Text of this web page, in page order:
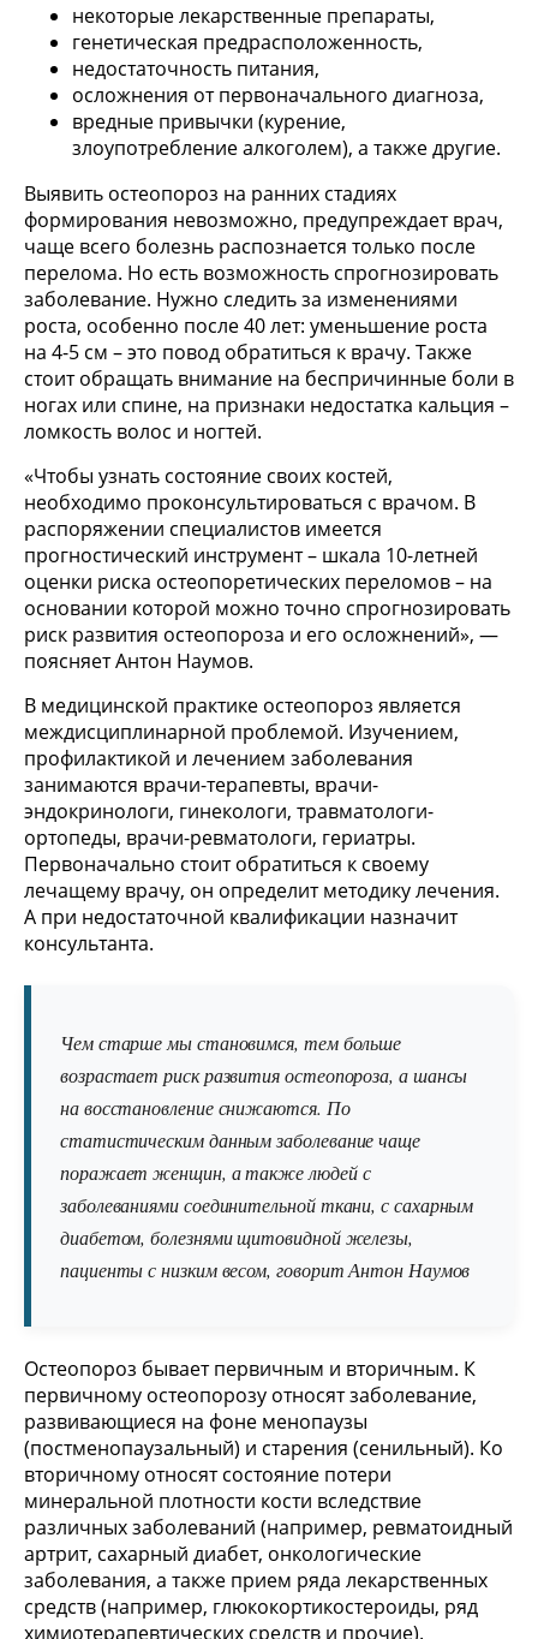
некоторые лекарственные препараты,
генетическая предрасположенность,
недостаточность питания,
осложнения от первоначального диагноза,
вредные привычки (курение,
злоупотребление алкоголем), а также другие.
Выявить остеопороз на ранних стадиях
формирования невозможно, предупреждает врач,
чаще всего болезнь распознается только после
перелома. Но есть возможность спрогнозировать
заболевание. Нужно следить за изменениями
роста, особенно после 40 лет: уменьшение роста
на 4-5 см – это повод обратиться к врачу. Также
стоит обращать внимание на беспричинные боли в
ногах или спине, на признаки недостатка кальция –
ломкость волос и ногтей.
«Чтобы узнать состояние своих костей,
необходимо проконсультироваться с врачом. В
распоряжении специалистов имеется
прогностический инструмент – шкала 10-летней
оценки риска остеопоретических переломов – на
основании которой можно точно спрогнозировать
риск развития остеопороза и его осложнений», —
поясняет Антон Наумов.
В медицинской практике остеопороз является
междисциплинарной проблемой. Изучением,
профилактикой и лечением заболевания
занимаются врачи-терапевты, врачи-
эндокринологи, гинекологи, травматологи-
ортопеды, врачи-ревматологи, гериатры.
Первоначально стоит обратиться к своему
лечащему врачу, он определит методику лечения.
А при недостаточной квалификации назначит
консультанта.
Чем старше мы становимся, тем больше
возрастает риск развития остеопороза, а шансы
на восстановление снижаются. По
статистическим данным заболевание чаще
поражает женщин, а также людей с
заболеваниями соединительной ткани, с сахарным
диабетом, болезнями щитовидной железы,
пациенты с низким весом, говорит Антон Наумов
Остеопороз бывает первичным и вторичным. К
первичному остеопорозу относят заболевание,
развивающиеся на фоне менопаузы
(постменопаузальный) и старения (сенильный). Ко
вторичному относят состояние потери
минеральной плотности кости вследствие
различных заболеваний (например, ревматоидный
артрит, сахарный диабет, онкологические
заболевания, а также прием ряда лекарственных
средств (например, глюкокортикостероиды, ряд
химиотерапевтических средств и прочие).